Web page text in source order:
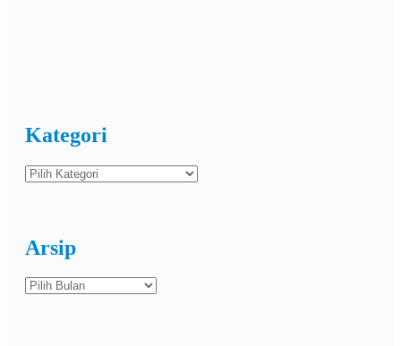
Kategori
Kategori
Arsip
Arsip